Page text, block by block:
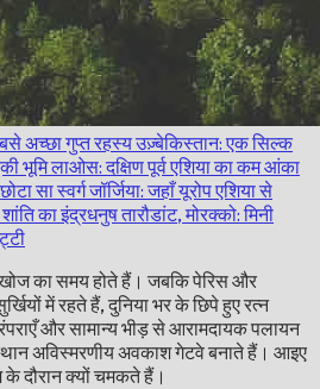
अच्छा गुप्त रहस्यउज़्बेकिस्तान: एक सिल्क
भूमिलाओस: दक्षिण पूर्व एशिया का कम आंका
सा स्वर्गजॉर्जिया: जहाँ यूरोप एशिया से
का इंद्रधनुषतारौडांट, मोरक्को: मिनी
का समय होते हैं। जबकि पेरिस और
में रहते हैं, दुनिया भर के छिपे हुए रत्न
और सामान्य भीड़ से आरामदायक पलायन
अविस्मरणीय अवकाश गेटवे बनाते हैं। आइए
दौरान क्यों चमकते हैं।